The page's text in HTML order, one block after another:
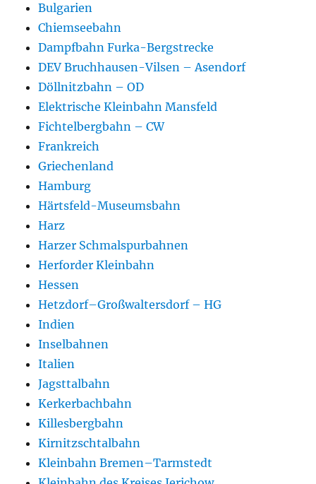
Bulgarien
Chiemseebahn
Dampfbahn Furka-Bergstrecke
DEV Bruchhausen-Vilsen – Asendorf
Döllnitzbahn – OD
Elektrische Kleinbahn Mansfeld
Fichtelbergbahn – CW
Frankreich
Griechenland
Hamburg
Härtsfeld-Museumsbahn
Harz
Harzer Schmalspurbahnen
Herforder Kleinbahn
Hessen
Hetzdorf–Großwaltersdorf – HG
Indien
Inselbahnen
Italien
Jagsttalbahn
Kerkerbachbahn
Killesbergbahn
Kirnitzschtalbahn
Kleinbahn Bremen–Tarmstedt